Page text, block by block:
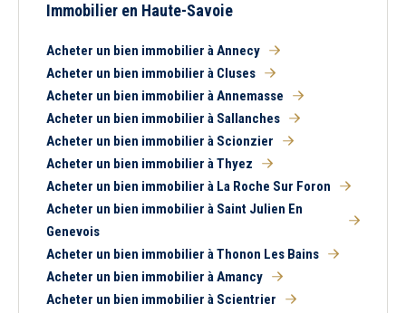
Immobilier en Haute-Savoie
Acheter un bien immobilier à Annecy
Acheter un bien immobilier à Cluses
Acheter un bien immobilier à Annemasse
Acheter un bien immobilier à Sallanches
Acheter un bien immobilier à Scionzier
Acheter un bien immobilier à Thyez
Acheter un bien immobilier à La Roche Sur Foron
Acheter un bien immobilier à Saint Julien En
Genevois
Acheter un bien immobilier à Thonon Les Bains
Acheter un bien immobilier à Amancy
Acheter un bien immobilier à Scientrier